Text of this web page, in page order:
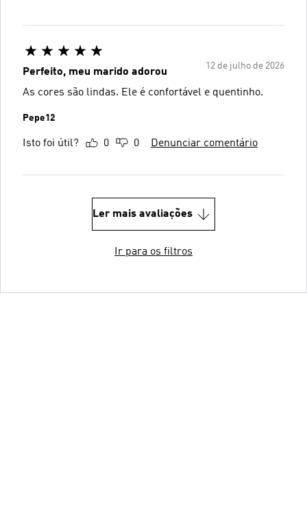
12 de julho de 2026
Perfeito, meu marido adorou
As cores são lindas. Ele é confortável e quentinho.
Pepe12
Isto foi útil? 0 0 Denunciar comentário
Ler mais avaliações
Ir para os filtros